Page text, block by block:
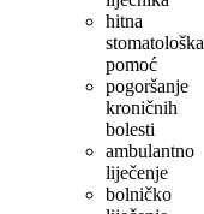
hitna
stomatološka
pomoć
pogoršanje
kroničnih
bolesti
ambulantno
liječenje
bolničko